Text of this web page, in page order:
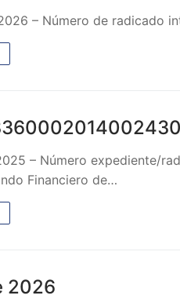
– Número de radicado
– Número expediente/
Financiero de…
2026